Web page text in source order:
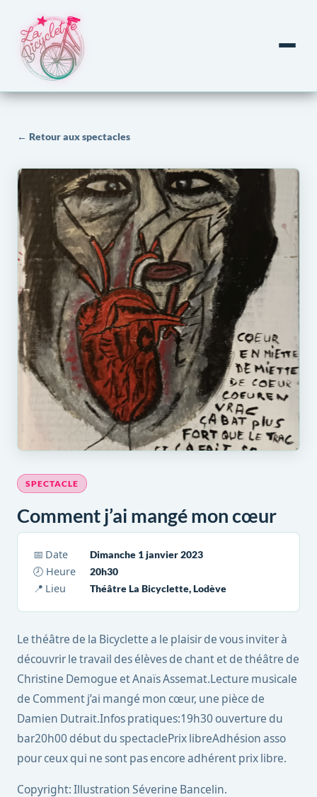
← Retour aux spectacles
SPECTACLE
Comment j’ai mangé mon cœur
📅 Date
Dimanche 1 janvier 2023
🕗 Heure
20h30
📍 Lieu
Théâtre La Bicyclette, Lodève
Le théâtre de la Bicyclette a le plaisir de vous inviter à
découvrir le travail des élèves de chant et de théâtre de
Christine Demogue et Anaïs Assemat.Lecture musicale
de Comment j’ai mangé mon cœur, une pièce de
Damien Dutrait.Infos pratiques:19h30 ouverture du
bar20h00 début du spectaclePrix libreAdhésion asso
pour ceux qui ne sont pas encore adhérent prix libre.
Copyright: Illustration Séverine Bancelin.